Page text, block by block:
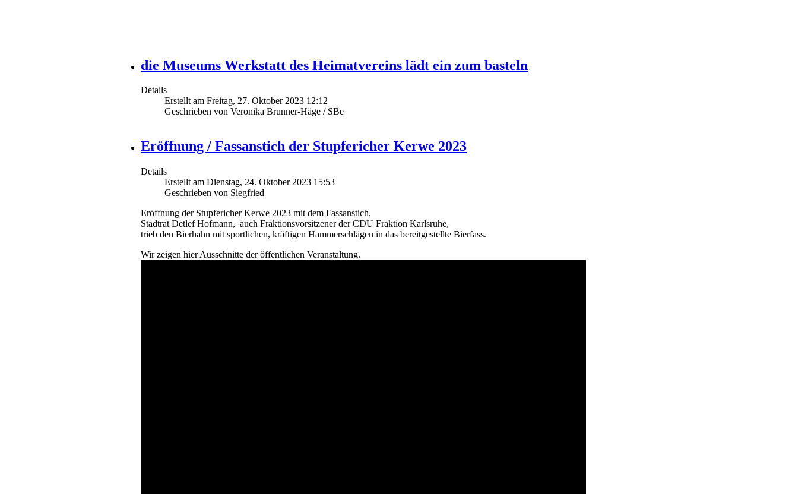
die Museums Werkstatt des Heimatvereins lädt ein zum basteln
Details
Erstellt am Freitag, 27. Oktober 2023 12:12
Geschrieben von Veronika Brunner-Häge / SBe
Eröffnung / Fassanstich der Stupfericher Kerwe 2023
Details
Erstellt am Dienstag, 24. Oktober 2023 15:53
Geschrieben von Siegfried
Eröffnung der Stupfericher Kerwe 2023 mit dem Fassanstich.
Stadtrat Detlef Hofmann, auch Fraktionsvorsitzener der CDU Fraktion Karlsruhe,
trieb den Bierhahn mit sportlichen, kräftigen Hammerschlägen in das bereitgestellte Bierfass.
Wir zeigen hier Ausschnitte der öffentlichen Veranstaltung.